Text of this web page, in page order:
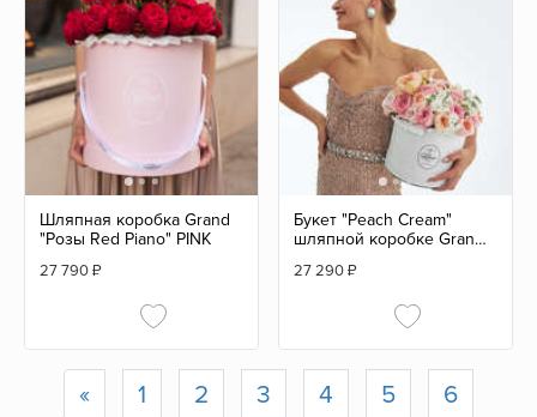
Шляпная коробка Grand
"Розы Red Piano" PINK
27 790₽
Букет "Peach Cream"
шляпной коробке Grand
27 290₽
« 1 2 3 4 5
6